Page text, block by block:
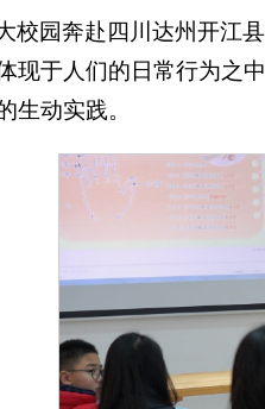
校园奔赴四川达州开江
现于人们的日常行为之
生动实践。